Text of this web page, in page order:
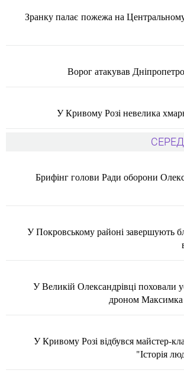
Зранку палає пожежа на
Ворог атакував
У Кривому Розі невелика
Брифінг голови Ради оборони
У Покровському районі завершують
У Великій Олександрівці поховали
дроном Максимка
У Кривому Розі відбувся майстер-
"Історія